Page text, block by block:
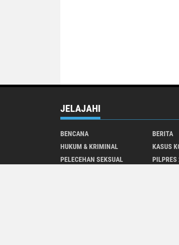
JELAJAHI
BENCANA BERITA
HUKUM & KRIMINAL
KASUS
PELECEHAN SEKSUAL
PILPRES